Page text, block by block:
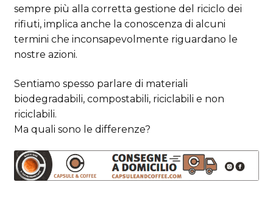
sempre più alla corretta gestione del riciclo dei
rifiuti, implica anche la conoscenza di alcuni
termini che inconsapevolmente riguardano le
nostre azioni.
Sentiamo spesso parlare di materiali
biodegradabili, compostabili, riciclabili e non
riciclabili.
Ma quali sono le differenze?